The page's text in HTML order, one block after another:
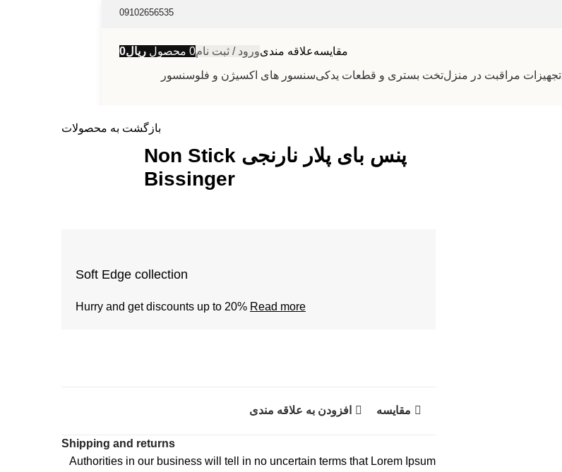
09102656535
مقایسهعلاقه مندیورود / ثبت نام0 محصول ریال0
تجهیزات مراقبت در منزلتخت بستری و قطعات یدکیسنسور های اکسیژن و فلوسنسور
بازگشت به محصولات
پنس بای پلار نارنجی Non Stick
Bissinger
Soft Edge collection
Hurry and get discounts up to 20% Read more
مقایسه افزودن به علاقه مندی
Shipping and returns
Authorities in our business will tell in no uncertain terms that Lorem Ipsum